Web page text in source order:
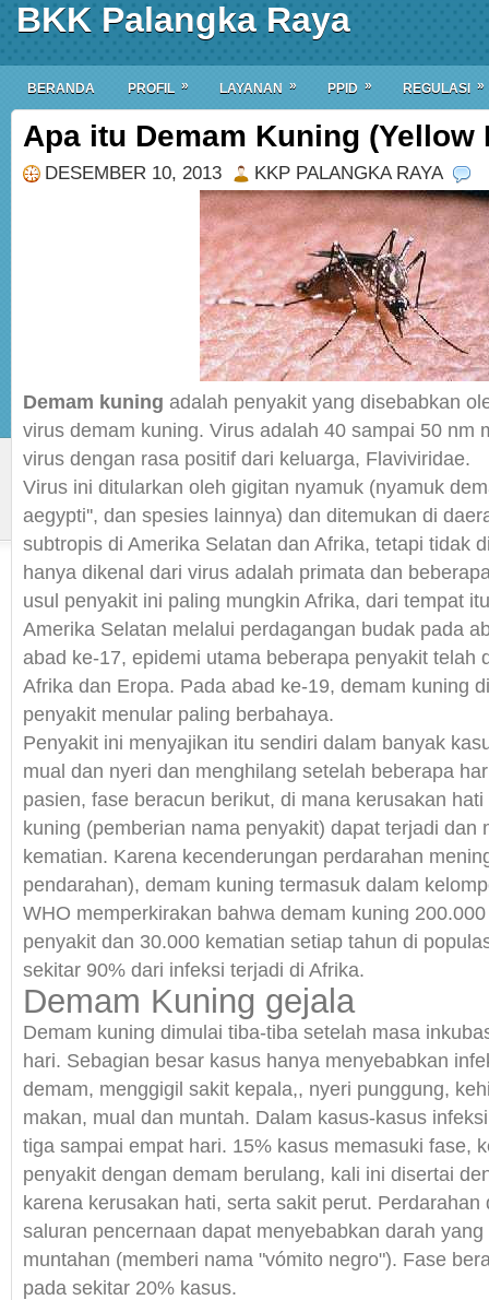
BKK Palangka Raya
BERANDA PROFIL » LAYANAN » PPID » REGULASI »
Apa itu Demam Kuning (Yellow
DESEMBER 10, 2013 KKP PALANGKA RAYA
Demam kuning adalah penyakit yang disebabkan
virus demam kuning. Virus adalah 40 sampai 50 nm
virus dengan rasa positif dari keluarga, Flaviviridae.
Virus ini ditularkan oleh gigitan nyamuk (nyamuk
aegypti'', dan spesies lainnya) dan ditemukan di
subtropis di Amerika Selatan dan Afrika, tetapi tidak
hanya dikenal dari virus adalah primata dan
usul penyakit ini paling mungkin Afrika, dari tempat
Amerika Selatan melalui perdagangan budak pada
abad ke-17, epidemi utama beberapa penyakit telah
Afrika dan Eropa. Pada abad ke-19, demam kuning
penyakit menular paling berbahaya.
Penyakit ini menyajikan itu sendiri dalam banyak
mual dan nyeri dan menghilang setelah beberapa
pasien, fase beracun berikut, di mana kerusakan
kuning (pemberian nama penyakit) dapat terjadi dan
kematian. Karena kecenderungan perdarahan
pendarahan), demam kuning termasuk dalam
WHO memperkirakan bahwa demam kuning
penyakit dan 30.000 kematian setiap tahun di
sekitar 90% dari infeksi terjadi di Afrika.
Demam Kuning gejala
Demam kuning dimulai tiba-tiba setelah masa
hari. Sebagian besar kasus hanya menyebabkan
demam, menggigil sakit kepala,, nyeri punggung,
makan, mual dan muntah. Dalam kasus-kasus
tiga sampai empat hari. 15% kasus memasuki fase,
penyakit dengan demam berulang, kali ini disertai
karena kerusakan hati, serta sakit perut. Perdarahan
saluran pencernaan dapat menyebabkan darah
muntahan (memberi nama "vómito negro"). Fase
pada sekitar 20% kasus.